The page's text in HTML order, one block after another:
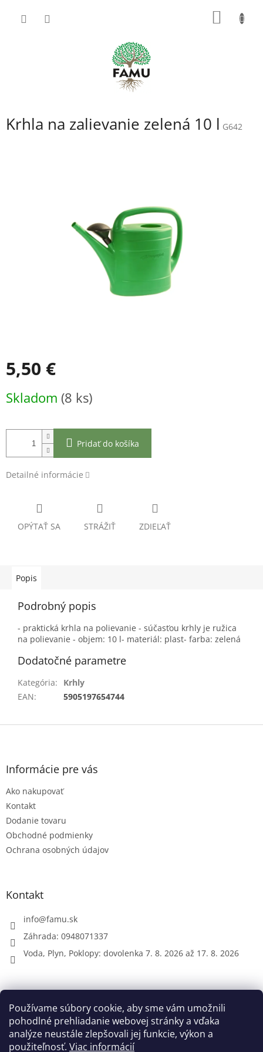
Používame súbory cookie, aby sme vám umožnili
pohodlné prehliadanie webovej stránky a vďaka
analýze neustále zlepšovali jej funkcie, výkon a
použiteľnosť. Viac informácií
Krhla na zalievanie zelená 10 l G642
5,50 €
cena:
Skladom (8 ks)
Pridať do košíka
Detailné informácie
OPÝTAŤ SA STRÁŽIŤ ZDIEĽAŤ
Popis
Podrobný popis
- praktická krhla na polievanie - súčasťou krhly je ružica
na polievanie - objem: 10 l- materiál: plast- farba: zelená
Dodatočné parametre
Kategória:
Krhly
EAN: 5905197654744
Z
Informácie pre vás
Ako nakupovať
Kontakt
Dodanie tovaru
Obchodné podmienky
Ochrana osobných údajov
Kontakt
info@famu.sk
Záhrada: 0948071337
Voda, Plyn, Poklopy: dovolenka 7. 8. 2026 až 17. 8. 2026